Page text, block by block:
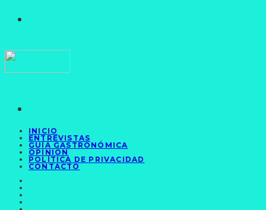
INICIO
ENTREVISTAS
GUÍA GASTRONÓMICA
OPINIÓN
POLÍTICA DE PRIVACIDAD
CONTACTO